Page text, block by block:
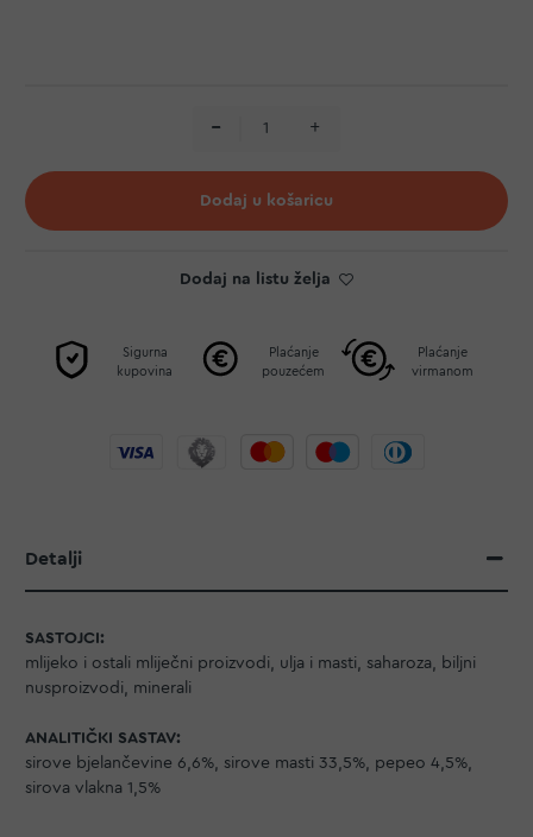
Dodaj u košaricu
Dodaj na listu želja
Sigurna
kupovina
Plaćanje
pouzećem
Plaćanje
virmanom
Detalji
SASTOJCI:
mlijeko i ostali mliječni proizvodi, ulja i masti, saharoza, biljni
nusproizvodi, minerali
ANALITIČKI SASTAV:
sirove bjelančevine 6,6%, sirove masti 33,5%, pepeo 4,5%,
sirova vlakna 1,5%